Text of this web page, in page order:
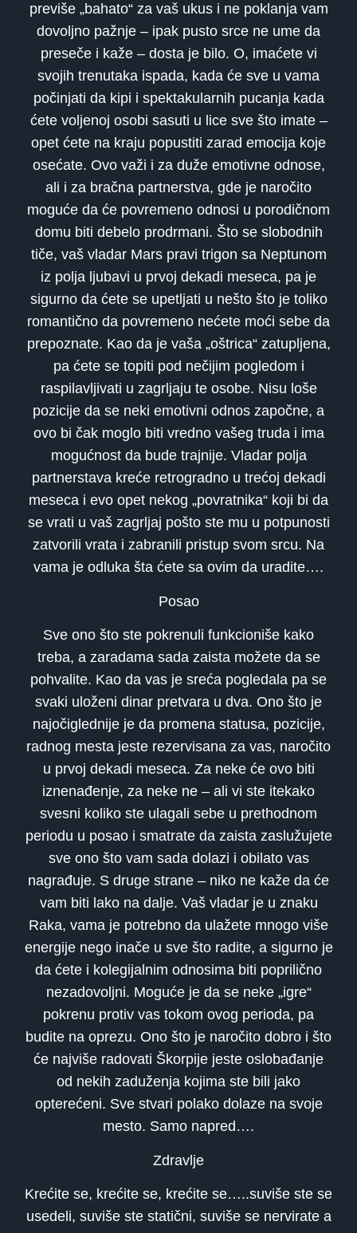
previše „bahato“ za vaš ukus i ne poklanja vam
dovoljno pažnje – ipak pusto srce ne ume da
preseče i kaže – dosta je bilo. O, imaćete vi
svojih trenutaka ispada, kada će sve u vama
počinjati da kipi i spektakularnih pucanja kada
ćete voljenoj osobi sasuti u lice sve što imate –
opet ćete na kraju popustiti zarad emocija koje
osećate. Ovo važi i za duže emotivne odnose,
ali i za bračna partnerstva, gde je naročito
moguće da će povremeno odnosi u porodičnom
domu biti debelo prodrmani. Što se slobodnih
tiče, vaš vladar Mars pravi trigon sa Neptunom
iz polja ljubavi u prvoj dekadi meseca, pa je
sigurno da ćete se upetljati u nešto što je toliko
romantično da povremeno nećete moći sebe da
prepoznate. Kao da je vaša „oštrica“ zatupljena,
pa ćete se topiti pod nečijim pogledom i
raspilavljivati u zagrljaju te osobe. Nisu loše
pozicije da se neki emotivni odnos započne, a
ovo bi čak moglo biti vredno vašeg truda i ima
mogućnost da bude trajnije. Vladar polja
partnerstava kreće retrogradno u trećoj dekadi
meseca i evo opet nekog „povratnika“ koji bi da
se vrati u vaš zagrljaj pošto ste mu u potpunosti
zatvorili vrata i zabranili pristup svom srcu. Na
vama je odluka šta ćete sa ovim da uradite….
Posao
Sve ono što ste pokrenuli funkcioniše kako
treba, a zaradama sada zaista možete da se
pohvalite. Kao da vas je sreća pogledala pa se
svaki uloženi dinar pretvara u dva. Ono što je
najočiglednije je da promena statusa, pozicije,
radnog mesta jeste rezervisana za vas, naročito
u prvoj dekadi meseca. Za neke će ovo biti
iznenađenje, za neke ne – ali vi ste itekako
svesni koliko ste ulagali sebe u prethodnom
periodu u posao i smatrate da zaista zaslužujete
sve ono što vam sada dolazi i obilato vas
nagrađuje. S druge strane – niko ne kaže da će
vam biti lako na dalje. Vaš vladar je u znaku
Raka, vama je potrebno da ulažete mnogo više
energije nego inače u sve što radite, a sigurno je
da ćete i kolegijalnim odnosima biti poprilično
nezadovoljni. Moguće je da se neke „igre“
pokrenu protiv vas tokom ovog perioda, pa
budite na oprezu. Ono što je naročito dobro i što
će najviše radovati Škorpije jeste oslobađanje
od nekih zaduženja kojima ste bili jako
opterećeni. Sve stvari polako dolaze na svoje
mesto. Samo napred….
Zdravlje
Krećite se, krećite se, krećite se…..suviše ste se
usedeli, suviše ste statični, suviše se nervirate a